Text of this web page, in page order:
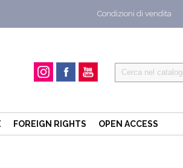
Condizioni di vendita
FOREIGN RIGHTS OPEN ACCESS